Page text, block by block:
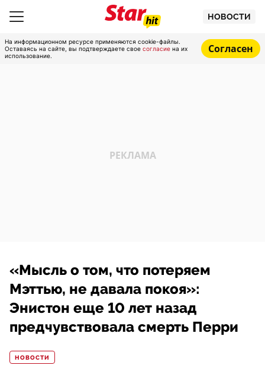
НОВОСТИ
На информационном ресурсе применяются cookie-файлы.
Оставаясь на сайте, вы подтверждаете свое согласие на их
использование.
Согласен
«Мысль о том, что потеряем
Мэттью, не давала покоя»:
Энистон еще 10 лет назад
предчувствовала смерть Перри
НОВОСТИ